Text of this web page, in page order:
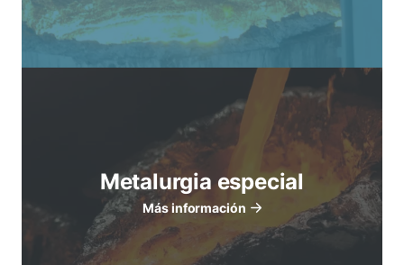
Metalurgia especial
Más información